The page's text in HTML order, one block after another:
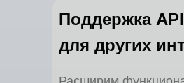
Поддержка API
для других